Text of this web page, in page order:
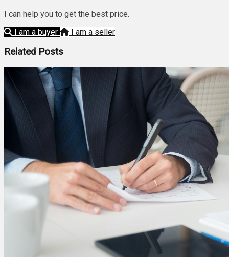
I can help you to get the best price.
I am a buyer
I am a seller
Related Posts